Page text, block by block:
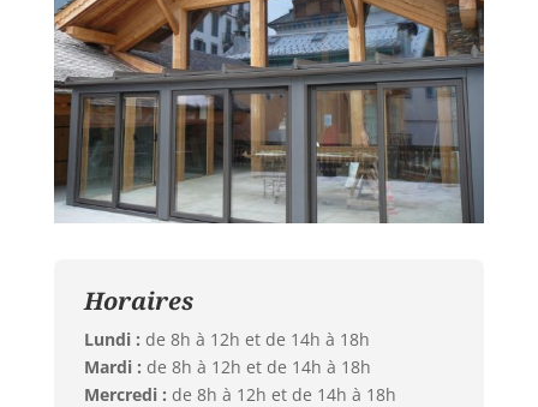
Horaires
Lundi : de 8h à 12h et de 14h à 18h
Mardi : de 8h à 12h et de 14h à 18h
Mercredi : de 8h à 12h et de 14h à 18h